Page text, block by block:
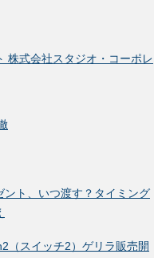
株式会社スタジオ・コーポレ
ント、いつ渡す？タイミング
（スイッチ2）ゲリラ販売開